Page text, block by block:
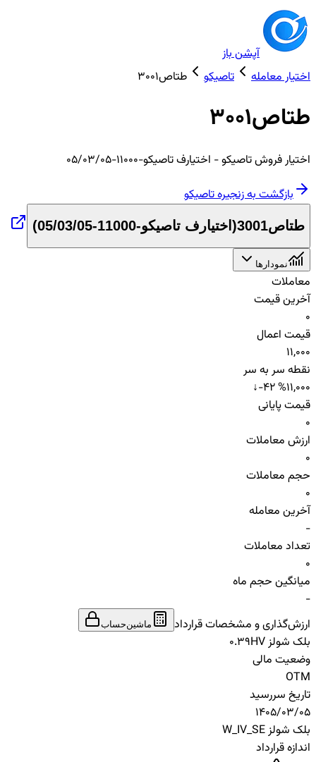
آپشن باز
اختیار معامله
تاصیکو طتاص3001
طتاص3001
اختیارفروشتاصیکو- اختیارف تاصیکو-11000-05/03/05
بازگشت به زنجیرهتاصیکو
طتاص3001 ( اختیارف تاصیکو-11000-05/03/05 )
نمودارها
معاملات
آخرین قیمت
0
قیمت اعمال
11,000
نقطه سر به سر
11,000
↓-42 %
قیمت پایانی
0
ارزش معاملات
0
حجم معاملات
0
آخرین معامله
-
تعداد معاملات
0
میانگین حجم ماه
-
ارزش‌گذاری و مشخصات قرارداد
ماشین‌حساب
بلک شولز HV
0.39
وضعیت مالی
OTM
تاریخ سررسید
1405/03/05
بلک شولز W_IV_SE
اندازه قرارداد